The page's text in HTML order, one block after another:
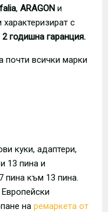
, ARAGON и
характеризират с
2 годишна гаранция.
почти всички марки
куки, адаптери,
13 пина и
пина към 13 пина.
на ремаркета от